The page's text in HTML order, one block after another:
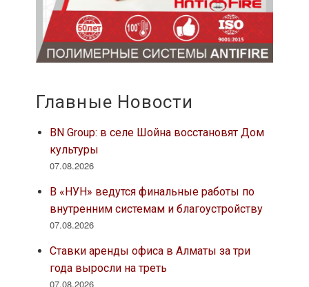
Главные Новости
BN Group: в селе Шойна восстановят Дом
культуры
07.08.2026
В «НУН» ведутся финальные работы по
внутренним системам и благоустройству
07.08.2026
Ставки аренды офиса в Алматы за три
года выросли на треть
07.08.2026